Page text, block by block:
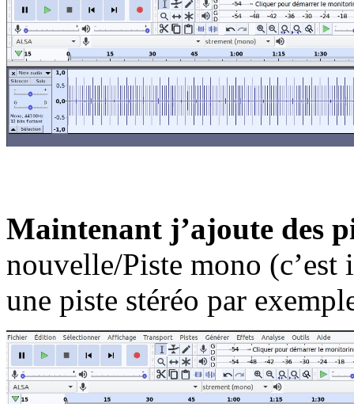
Maintenant j’ajoute des
nouvelle/Piste mono
une piste stéréo par